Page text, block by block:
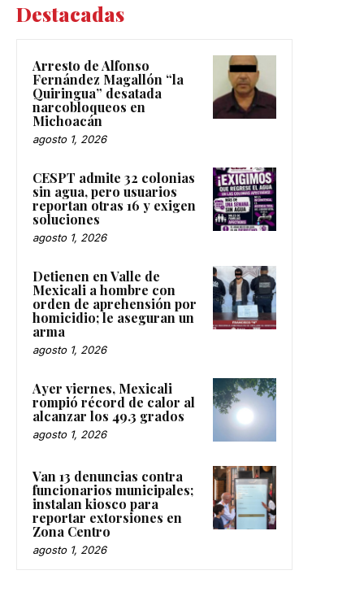
Destacadas
Arresto de Alfonso
Fernández Magallón “la
Quiringua” desatada
narcobloqueos en
Michoacán
agosto 1, 2026
CESPT admite 32 colonias
sin agua, pero usuarios
reportan otras 16 y exigen
soluciones
agosto 1, 2026
Detienen en Valle de
Mexicali a hombre con
orden de aprehensión por
homicidio; le aseguran un
arma
agosto 1, 2026
Ayer viernes, Mexicali
rompió récord de calor al
alcanzar los 49.3 grados
agosto 1, 2026
Van 13 denuncias contra
funcionarios municipales;
instalan kiosco para
reportar extorsiones en
Zona Centro
agosto 1, 2026